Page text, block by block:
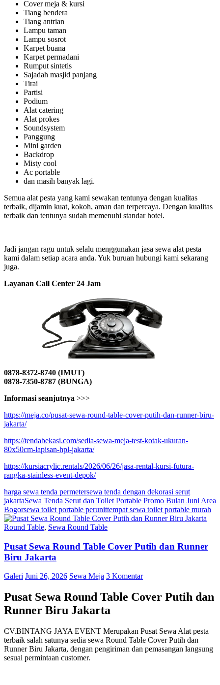
Cover meja & kursi
Tiang bendera
Tiang antrian
Lampu taman
Lampu sosrot
Karpet buana
Karpet permadani
Rumput sintetis
Sajadah masjid panjang
Tirai
Partisi
Podium
Alat catering
Alat prokes
Soundsystem
Panggung
Mini garden
Backdrop
Misty cool
Ac portable
dan masih banyak lagi.
Semua alat pesta yang kami sewakan tentunya dengan kualitas
terbaik, dijamin kuat, kokoh, aman dan terpercaya. Dengan kualitas
terbaik dan tentunya sudah memenuhi standar hotel.
Jadi jangan ragu untuk selalu menggunakan jasa sewa alat pesta
kami dalam setiap acara anda. Yuk buruan hubungi kami sekarang
juga.
Layanan Call Center 24 Jam
0878-8372-8740 (IMUT)
0878-7350-8787 (BUNGA)
Informasi seanjutnya >>>
https://meja.co/pusat-sewa-round-table-cover-putih-dan-runner-biru-
jakarta/
https://tendabekasi.com/sedia-sewa-meja-test-kotak-ukuran-
80x50cm-lapisan-hpl-jakarta/
https://kursiacrylic.rentals/2026/06/26/jasa-rental-kursi-futura-
rangka-stainless-event-depok/
harga sewa tenda permetersewa tenda dengan dekorasi serut
jakartaSewa Tenda Serut dan Toilet Portable Promo Bulan Juni Area
Bogorsewa toilet portable perunittempat sewa toilet portable murah
Round Table, Sewa Round Table
Pusat Sewa Round Table Cover Putih dan Runner
Biru Jakarta
Galeri Juni 26, 2026 Sewa Meja 3 Komentar
Pusat Sewa Round Table Cover Putih dan
Runner Biru Jakarta
CV.BINTANG JAYA EVENT Merupakan Pusat Sewa Alat pesta
terbaik salah satunya sedia sewa Round Table Cover Putih dan
Runner Biru Jakarta, dengan pengiriman dan pemasangan langsung
sesuai permintaan customer.